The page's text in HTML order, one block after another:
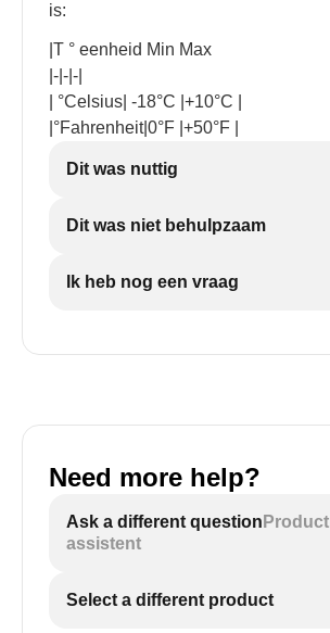
is:
|T ° eenheid Min Max
|-|-|-|
| °Celsius| -18°C |+10°C |
|°Fahrenheit|0°F |+50°F |
Dit was nuttig
Dit was niet behulpzaam
Ik heb nog een vraag
Need more help?
Ask a different question Product
assistent
Select a different product